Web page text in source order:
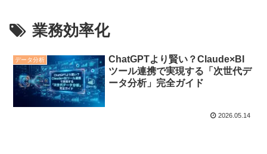
業務効率化
データ分析
ChatGPTより賢い？Claude×BI
ツール連携で実現する「次世代デ
ータ分析」完全ガイド
2026.05.14